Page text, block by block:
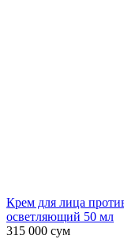
Крем для лица
осветляющий 50 мл
315 000 сум